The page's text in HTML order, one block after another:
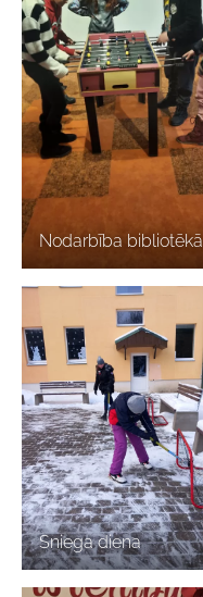
Nodarbība bibliotēkā
Sniega diena